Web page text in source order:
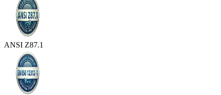
ANSI Z87.1